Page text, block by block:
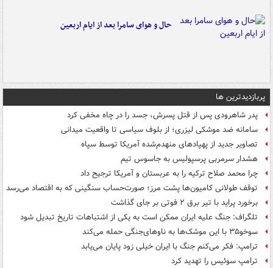
حال و هوای سامرا بعد از ایام اربعین
پربازدیدترین ها
پدر شاهرودی پس از قتل پسرش، جسد را در چاه مخفی کرد
سامانه ضد موشکی لیزری؛ از بلوف سیاسی تا واقعیت میدانی
تصاویر جدید از پهپادهای منهدم‌شده آمریکا توسط سپاه
هشدار سرمربی پرسپولیس به جاسوس تیم
چرا محمد صلاح ترکیه را به عربستان و آمریکا ترجیح داد
توقف طولانی کامیون‌ها پشت مرز؛ صورت‌حساب سنگینی که به اقتصاد می‌رسد
برخورد پراید با تیر برق ۲ فوتی بر جای گذاشت
تلگراف: جنگ علیه ایران ممکن است به یکی از اشتباهات تاریخ تبدیل شود
سوخو۳۵ با این موشک‌ها به ناوهای‌جنگی حمله می‌کند
ترامپ: فکر می‌کنم جنگ با ایران خیلی زود پایان می‌یابد
ترامپ سوئیس را تهدید کرد